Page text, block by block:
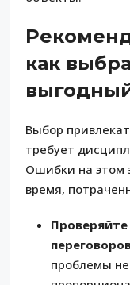
как
Выбор
требует
Ошибки на этом
время,
проблемы